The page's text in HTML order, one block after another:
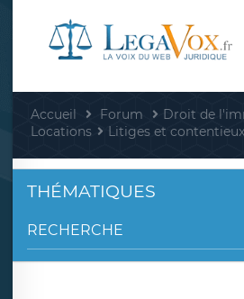
Accueil Forum
Droit de
Locations
Litiges et contentieux
THÉMATIQUES